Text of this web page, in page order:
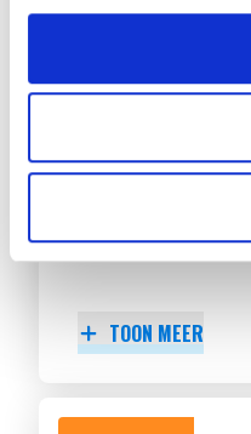
LOOPTIJD
KIA PICANTO
Bouwjaar 202425.907
TOON MEER